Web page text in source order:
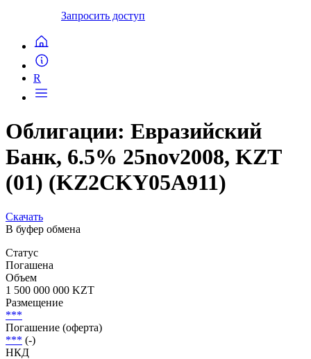
Запросить доступ
R
Облигации: Евразийский
Банк, 6.5% 25nov2008, KZT
(01) (KZ2CKY05A911)
Скачать
В буфер обмена
Статус
Погашена
Объем
1 500 000 000 KZT
Размещение
***
Погашение (оферта)
*** (-)
НКД